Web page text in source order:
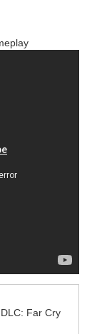
Far Cry